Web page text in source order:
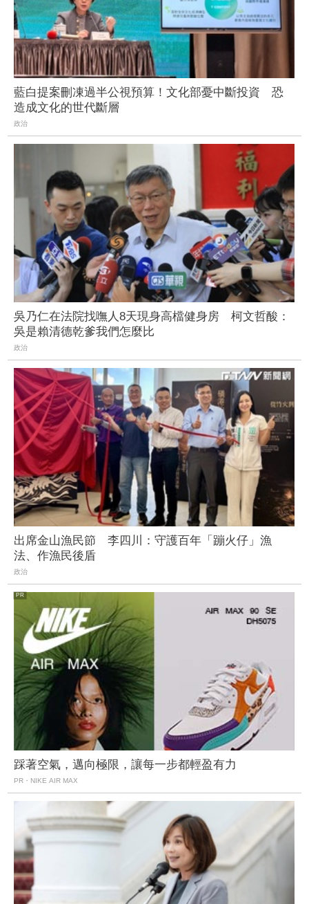
藍白提案刪凍過半公視預算！文化部憂中斷投資 恐
造成文化的世代斷層
政治
吳乃仁在法院找嘸人8天現身高檔健身房 柯文哲酸：
吳是賴清德乾爹我們怎麼比
政治
出席金山漁民節 李四川：守護百年「蹦火仔」漁
法、作漁民後盾
政治
踩著空氣，邁向極限，讓每一步都輕盈有力
PR・NIKE AIR MAX